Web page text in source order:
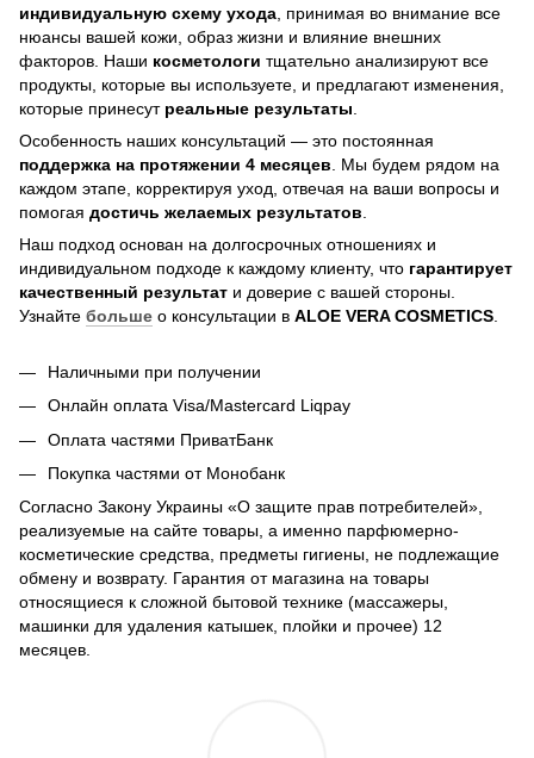
индивидуальную схему ухода , принимая во внимание все
нюансы вашей кожи, образ жизни и влияние внешних
факторов. Наши косметологи тщательно анализируют все
продукты, которые вы используете, и предлагают изменения,
которые принесут реальные результаты
Особенность наших консультаций — это постоянная
поддержка на протяжении 4 месяцев . Мы будем рядом на
каждом этапе, корректируя уход, отвечая на ваши вопросы и
помогая достичь желаемых результатов
Наш подход основан на долгосрочных отношениях и
индивидуальном подходе к каждому клиенту, что гарантирует
качественный результат и доверие с вашей стороны.
Узнайте больше о консультации в ALOE VERA COSMETICS
Наличными при получении
Онлайн оплата Visa/Mastercard Liqpay
Оплата частями ПриватБанк
Покупка частями от Монобанк
Согласно Закону Украины «О защите прав потребителей»,
реализуемые на сайте товары, а именно парфюмерно-
косметические средства, предметы гигиены, не подлежащие
обмену и возврату. Гарантия от магазина на товары
относящиеся к сложной бытовой технике (массажеры,
машинки для удаления катышек, плойки и прочее) 12
месяцев.